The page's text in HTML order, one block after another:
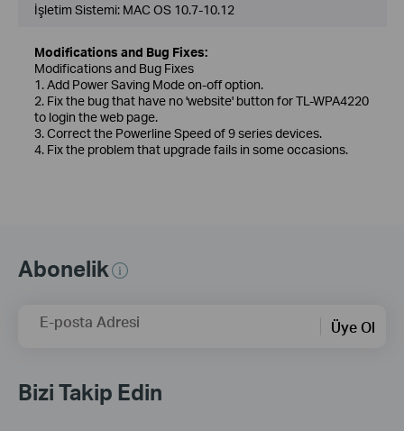
İşletim Sistemi: MAC OS 10.7-10.12
Modifications and Bug Fixes:
Modifications and Bug Fixes
1. Add Power Saving Mode on-off option.
2. Fix the bug that have no 'website' button for TL-WPA4220
to login the web page.
3. Correct the Powerline Speed of 9 series devices.
4. Fix the problem that upgrade fails in some occasions.
Abonelik
E-posta Adresi Üye Ol
Bizi Takip Edin